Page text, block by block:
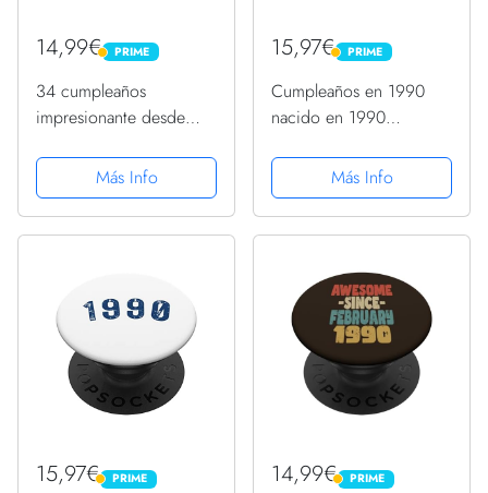
14,99€ PRIME
PRIME
34 cumpleaños
impresionante desde
PopSockets PopGrip
Intercambiable
Más Info
15,97€ PRIME
PRIME
Cumpleaños en 1990
nacido en 1990
1990 PopSockets
PopGrip Intercambiable
Más Info
15,97€ PRIME
PRIME 14,99€ PRIME
PRIME